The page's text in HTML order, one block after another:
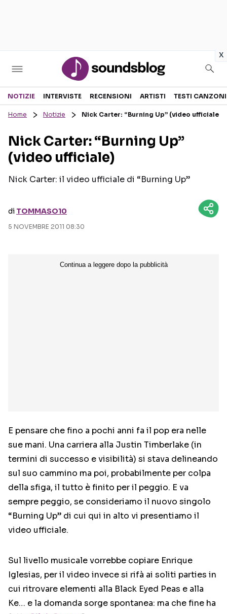
x
Sezioni
RECENSIONI MUSICALI
INTERVISTE
GOSSIP E CURIOSITÀ
TESTI CANZONI
TALENT SHOW
NOTIZIE INTERVISTE RECENSIONI ARTISTI TESTI CANZONI
Home Notizie Nick Carter: “Burning Up” (video ufficiale)
Nick Carter: “Burning Up”
(video ufficiale)
Nick Carter: il video ufficiale di “Burning Up”
di TOMMASO10
5 NOVEMBRE 2011 08:30
E pensare che fino a pochi anni fa il pop era nelle
sue mani. Una carriera alla Justin Timberlake (in
termini di successo e visibilità) si stava delineando
sul suo cammino ma poi, probabilmente per colpa
della sfiga, il tutto è finito per il peggio. E va
sempre peggio, se consideriamo il nuovo singolo
“Burning Up” di cui qui in alto vi presentiamo il
video ufficiale.
Sul livello musicale vorrebbe copiare Enrique
Iglesias, per il video invece si rifà ai soliti parties in
cui ritrovare elementi alla Black Eyed Peas e alla
Ke… e la domanda sorge spontanea: ma che fine ha